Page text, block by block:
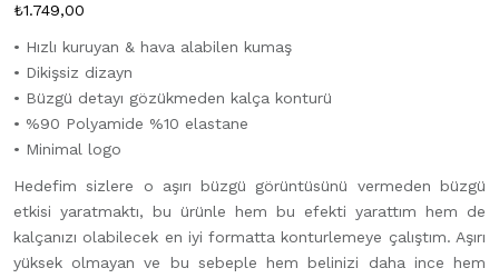
₺1.749,00
• Hızlı kuruyan & hava alabilen kumaş
• Dikişsiz dizayn
• Büzgü detayı gözükmeden kalça konturü
• %90 Polyamide %10 elastane
• Minimal logo
Hedefim sizlere o aşırı büzgü görüntüsünü vermeden büzgü
etkisi yaratmaktı, bu ürünle hem bu efekti yarattım hem de
kalçanızı olabilecek en iyi formatta konturlemeye çalıştım. Aşırı
yüksek olmayan ve bu sebeple hem belinizi daha ince hem